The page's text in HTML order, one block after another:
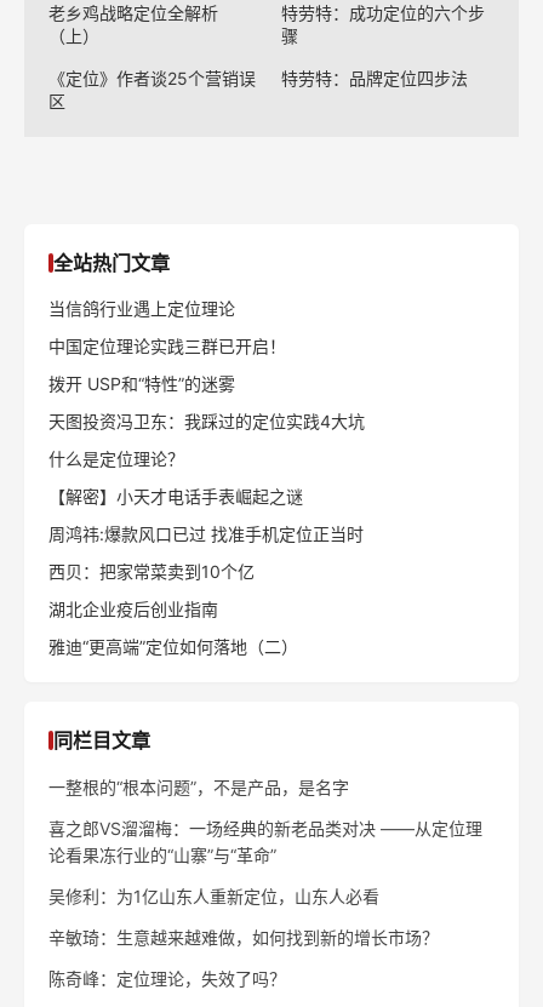
老乡鸡战略定位全解析
（上）
特劳特：成功定位的六个步
骤
《定位》作者谈25个营销误
区
特劳特：品牌定位四步法
全站热门文章
当信鸽行业遇上定位理论
中国定位理论实践三群已开启！
拨开 USP和“特性”的迷雾
天图投资冯卫东：我踩过的定位实践4大坑
什么是定位理论？
【解密】小天才电话手表崛起之谜
周鸿祎:爆款风口已过 找准手机定位正当时
西贝：把家常菜卖到10个亿
湖北企业疫后创业指南
雅迪“更高端”定位如何落地（二）
同栏目文章
一整根的“根本问题”，不是产品，是名字
喜之郎VS溜溜梅：一场经典的新老品类对决 ——从定位理
论看果冻行业的“山寨”与“革命”
吴修利：为1亿山东人重新定位，山东人必看
辛敏琦：生意越来越难做，如何找到新的增长市场？
陈奇峰：定位理论，失效了吗？